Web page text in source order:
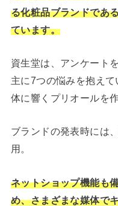
る化粧品ブランドであ
ています。
資生堂は、アンケート
主に7つの悩みを抱え
体に響くプリオールを
ブランドの発表時には
用。
ネットショップ機能も
め、さまざまな媒体で